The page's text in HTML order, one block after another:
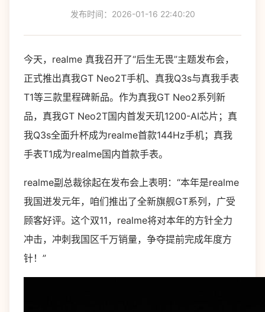
发布时间：2026-01-16 22:40:20
今天，realme 真我召开了“后生无畏”主题发布会，
正式推出真我GT Neo2T手机、真我Q3s与真我手表
T1等三款里程碑新品。作为真我GT Neo2系列新
品，真我GT Neo2T国内首发天玑1200-AI芯片；真
我Q3s全面升杯成为realme首款144Hz手机；真我
手表T1成为realme国内首款手表。
realme副总裁徐起在发布会上表明：“本年是realme
我国迸发元年，咱们推出了全新旗舰GT系列，广受
顾客好评。这个双11，realme将对本年的方针全力
冲击，冲刺我国区千万销量，争夺提前完成年度方
针！”